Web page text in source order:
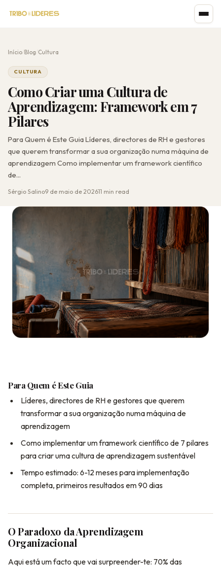
Início /Blog /Cultura
CULTURA
Como Criar uma Cultura de
Aprendizagem: Framework em 7
Pilares
Para Quem é Este Guia Líderes, directores de RH e gestores
que querem transformar a sua organização numa máquina de
aprendizagem Como implementar um framework científico
de...
Sérgio Salino9 de maio de 202611 min read
Para Quem é Este Guia
Líderes, directores de RH e gestores que querem
transformar a sua organização numa máquina de
aprendizagem
Como implementar um framework científico de 7 pilares
para criar uma cultura de aprendizagem sustentável
Tempo estimado: 6-12 meses para implementação
completa, primeiros resultados em 90 dias
O Paradoxo da Aprendizagem
Organizacional
Aqui está um facto que vai surpreender-te: 70% das